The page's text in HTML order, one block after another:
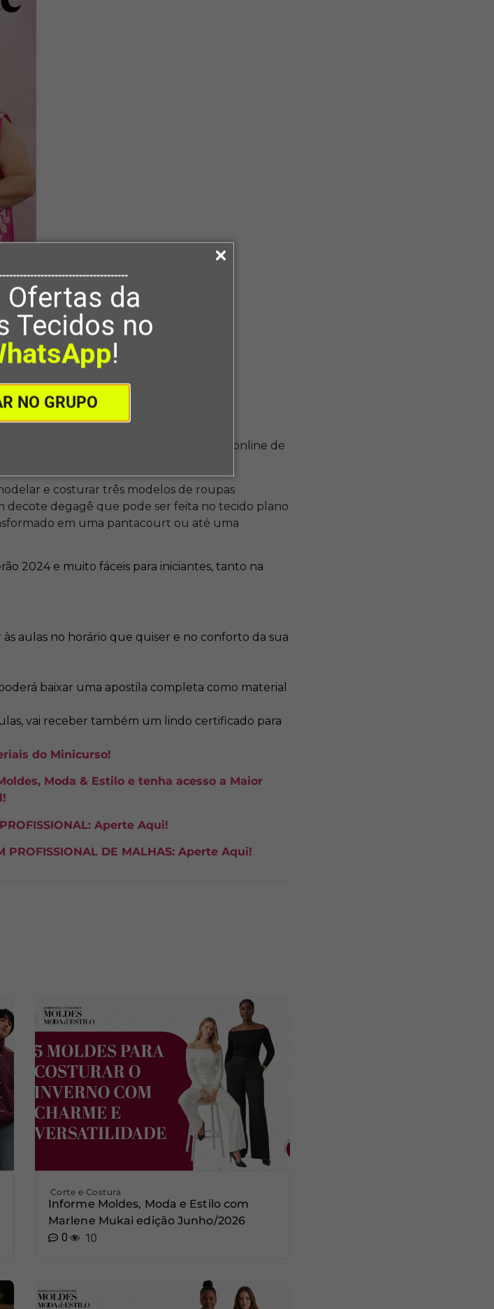
Ofertas da
Tecidos no
!
NO GRUPO
CORTE E COSTURA?
é um dos maiores eventos gratuitos e online de
dias 09 a 18 de setembro.
e costurar três modelos de roupas
decote degagê que pode ser feita no tecido plano
em uma pantacourt ou até uma
2024 e muito fáceis para iniciantes, tanto na
aulas no horário que quiser e no conforto da sua
baixar uma apostila completa como material
vai receber também um lindo certificado para
do Minicurso!
Moda & Estilo e tenha acesso a Maior
Aperte Aqui!
DE MALHAS: Aperte Aqui!
Corte e Costura
Informe Moldes, Moda e Estilo com
Marlene Mukai edição Junho/2026
0
10